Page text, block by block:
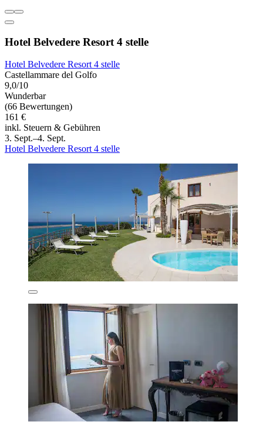
Hotel Belvedere Resort 4 stelle
Hotel Belvedere Resort 4 stelle
Castellammare del Golfo
9,0/10
Wunderbar
(66 Bewertungen)
161 €
inkl. Steuern & Gebühren
3. Sept.–4. Sept.
Hotel Belvedere Resort 4 stelle